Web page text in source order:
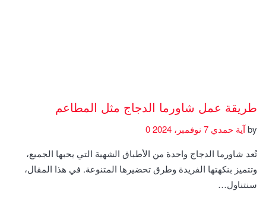
طريقة عمل شاورما الدجاج مثل المطاعم
byآية حمدي
تُعد شاورما الدجاج واحدة من الأطباق الشهية التي يحبها الجميع،
وتتميز بنكهتها الفريدة وطرق تحضيرها المتنوعة. في هذا المقال،
سنتناول…